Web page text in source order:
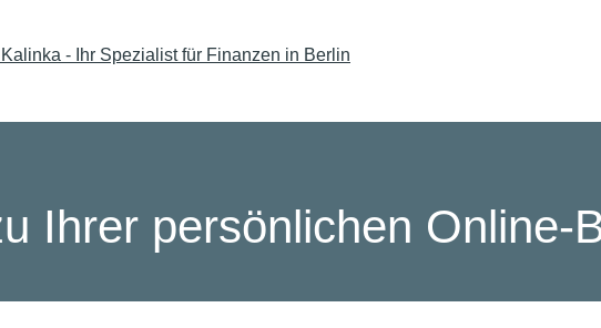
Ihrer persönlichen Online-